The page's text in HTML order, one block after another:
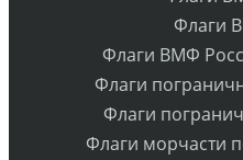
Флаги
Флаги ВМФ
Флаги
Флаги
Флаги морчасти